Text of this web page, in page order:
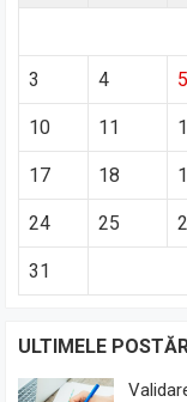
3 4 5
10 11
17 18
24 25
31
ULTIMELE